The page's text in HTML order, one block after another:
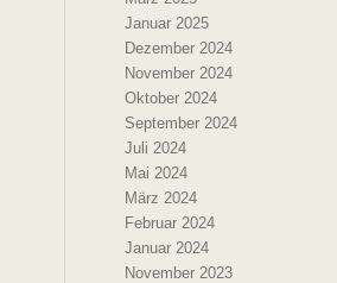
Januar 2025
Dezember 2024
November 2024
Oktober 2024
September 2024
Juli 2024
Mai 2024
März 2024
Februar 2024
Januar 2024
November 2023